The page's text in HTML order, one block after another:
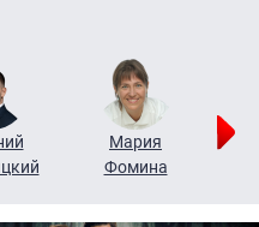
Мария
Фомина